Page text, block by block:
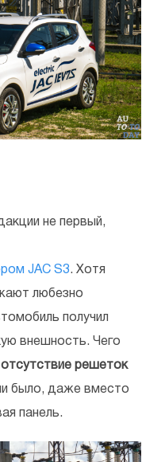
не первый,
JAC S3. Хотя
любезно
получил
внешность. Чего
отсутствие решеток
было, даже вместо
панель.